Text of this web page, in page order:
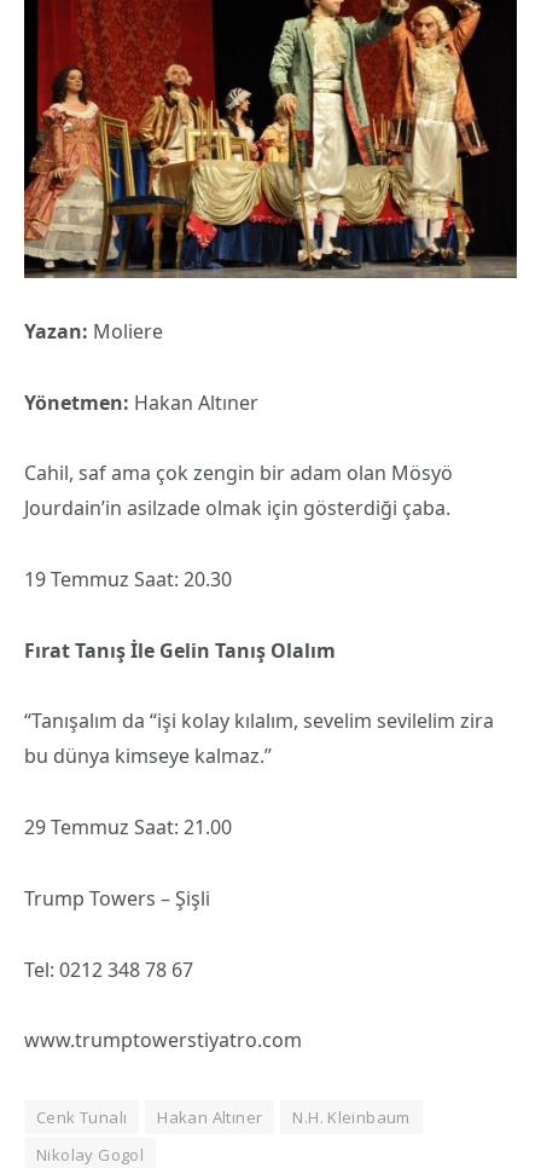
Yazan: Moliere
Yönetmen: Hakan Altıner
Cahil, saf ama çok zengin bir adam olan Mösyö
Jourdain’in asilzade olmak için gösterdiği çaba.
19 Temmuz Saat: 20.30
Fırat Tanış İle Gelin Tanış Olalım
“Tanışalım da “işi kolay kılalım, sevelim sevilelim zira
bu dünya kimseye kalmaz.”
29 Temmuz Saat: 21.00
Trump Towers – Şişli
Tel: 0212 348 78 67
www.trumptowerstiyatro.com
Cenk Tunalı Hakan Altıner
N.H. Kleinbaum
Nikolay Gogol